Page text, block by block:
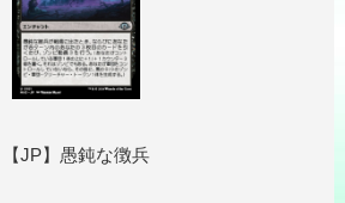
【JP】愚鈍な徴兵